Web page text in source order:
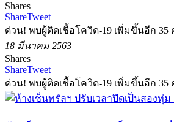
Shares
ShareTweet
ด่วน! พบผู้ติดเชื้อโควิด-19 เพิ่มขึ้นอีก
18 มีนาคม 2563
Shares
ShareTweet
ด่วน! พบผู้ติดเชื้อโควิด-19 เพิ่มขึ้นอีก